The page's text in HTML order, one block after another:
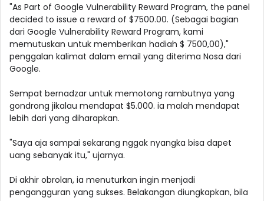
"As Part of Google Vulnerability Reward Program, the panel
decided to issue a reward of $7500.00. (Sebagai bagian
dari Google Vulnerability Reward Program, kami
memutuskan untuk memberikan hadiah $ 7500,00),"
penggalan kalimat dalam email yang diterima Nosa dari
Google.
Sempat bernadzar untuk memotong rambutnya yang
gondrong jikalau mendapat $5.000. ia malah mendapat
lebih dari yang diharapkan.
"Saya aja sampai sekarang nggak nyangka bisa dapet
uang sebanyak itu," ujarnya.
Di akhir obrolan, ia menuturkan ingin menjadi
pengangguran yang sukses. Belakangan diungkapkan, bila